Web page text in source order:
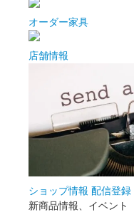
オーダー家具
店舗情報
ショップ情報 配信登録
新商品情報、イベント